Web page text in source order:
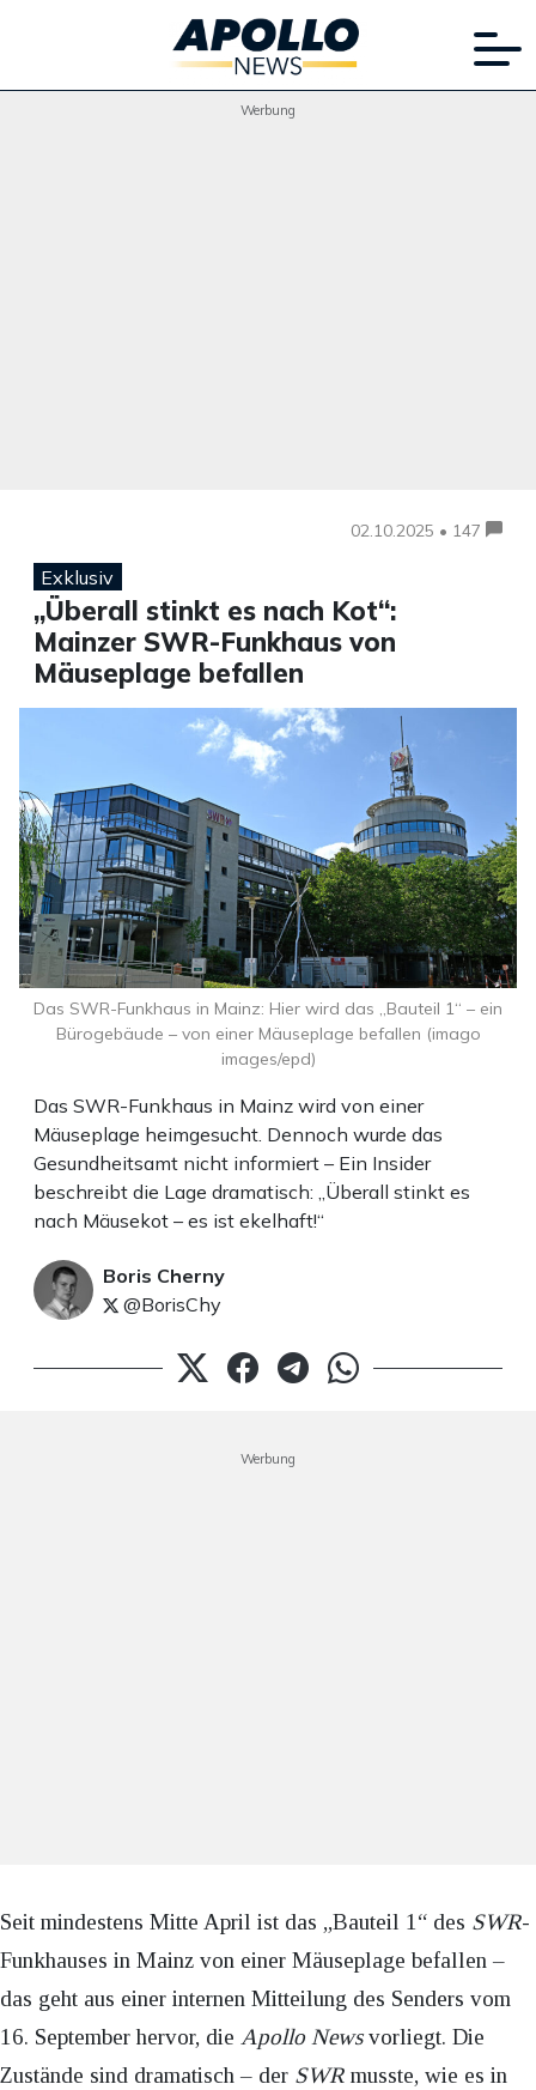
Werbung
02.10.2025 • 147
Exklusiv
„Überall stinkt es nach Kot“:
Mainzer SWR-Funkhaus von
Mäuseplage befallen
Das SWR-Funkhaus in Mainz wird von einer
Mäuseplage heimgesucht. Dennoch wurde das
Gesundheitsamt nicht informiert – Ein Insider
beschreibt die Lage dramatisch: „Überall stinkt es
nach Mäusekot – es ist ekelhaft!“
Boris Cherny
@BorisChy
Das SWR-Funkhaus in Mainz: Hier wird das „Bauteil 1“ – ein
Bürogebäude – von einer Mäuseplage befallen (imago
images/epd)
Werbung
Seit mindestens Mitte April ist das „Bauteil 1“ des SWR-
Funkhauses in Mainz von einer Mäuseplage befallen –
das geht aus einer internen Mitteilung des Senders vom
16. September hervor, die Apollo Newsvorliegt. Die
Zustände sind dramatisch – der SWR musste, wie es in